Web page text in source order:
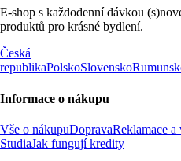
E-shop s každodenní dávkou
produktů pro krásné bydlení.
Česká
republikaPolskoSlovensko
Informace o nákupu
Vše o nákupuDopravaReklamace a
StudiaJak fungují kredity